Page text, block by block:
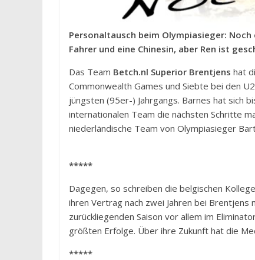
Personaltausch beim Olympiasieger:
Fahrer und eine Chinesin, aber Ren ist
Das Team Betch.nl Superior Brentjens hat
Commonwealth Games und Siebte bei den
jüngsten (95er-) Jahrgangs. Barnes hat sich
internationalen Team die nächsten Schritte
niederländische Team von Olympiasieger
*****
Dagegen, so schreiben die belgischen
ihren Vertrag nach zwei Jahren bei
zurückliegenden Saison vor allem im
größten Erfolge. Über ihre Zukunft hat die
*****